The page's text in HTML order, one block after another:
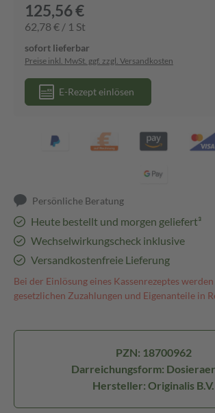
125,56 €
62,78 € / 1 St
sofort lieferbar
Preise inkl. MwSt. ggf. zzgl. Versandkosten
E-Rezept einlösen
Persönliche Beratung
Heute bestellt und morgen geliefert³
Wechselwirkungscheck inklusive
Versandkostenfreie Lieferung
Bei der Einlösung eines Kassenrezeptes
gesetzlichen Zuzahlungen und Eigenanteile in
PZN: 18700962
Darreichungsform:
Hersteller: Originalis B.V.